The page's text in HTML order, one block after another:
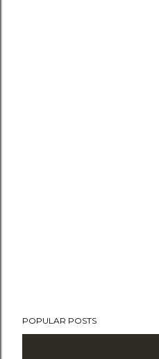
POPULAR POSTS